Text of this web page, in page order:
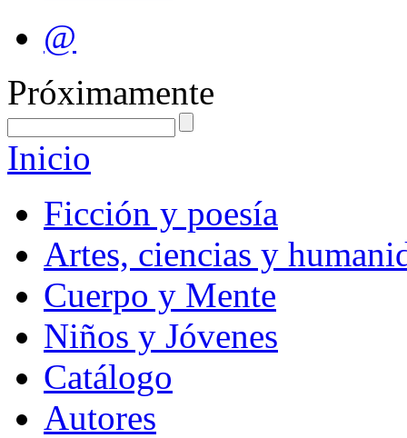
@
Próximamente
Inicio
Ficción y poesía
Artes, ciencias y
Cuerpo y Mente
Niños y Jóvenes
Catálogo
Autores